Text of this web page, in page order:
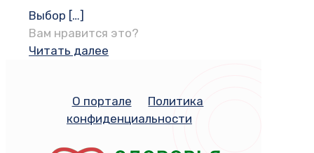
Выбор […]
Вам нравится это?
Читать далее
О портале
Политика
конфиденциальности